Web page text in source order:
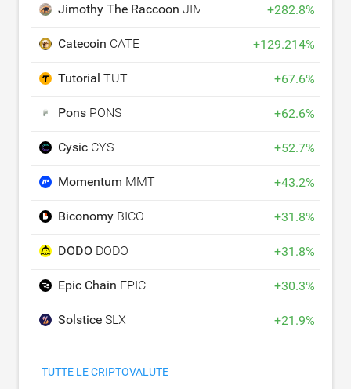
Jimothy The Raccoon JIMOTHY +282.8%
Catecoin CATE +129.214%
Tutorial TUT +67.6%
Pons PONS +62.6%
Cysic CYS +52.7%
Momentum MMT +43.2%
Biconomy BICO +31.8%
DODO DODO +31.8%
Epic Chain EPIC +30.3%
Solstice SLX +21.9%
TUTTE LE CRIPTOVALUTE